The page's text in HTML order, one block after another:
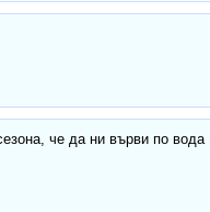
че да ни върви по вода